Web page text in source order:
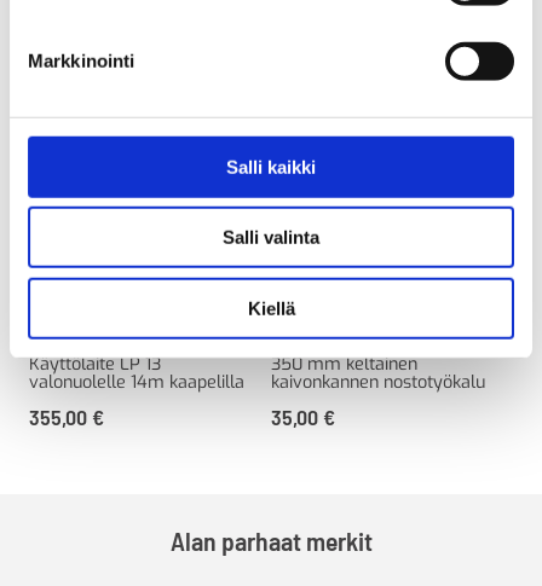
Markkinointi
Salli kaikki
Salli valinta
Kiellä
Käyttölaite Eco Remote II,
LP 13
Käyttölaite LP 13
valonuolelle 14m kaapelilla
355,00€
Kaivonkannen
nostokoukku
350 mm keltainen
kaivonkannen nostotyökalu
35,00€
Alan parhaat merkit